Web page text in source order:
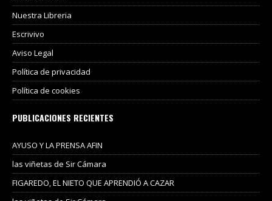
Nuestra Libreria
Escrivivo
Aviso Legal
Política de privacidad
Política de cookies
PUBLICACIONES RECIENTES
AYUSO Y LA PRENSA AFIN
las viñetas de Sir Cámara
FIGAREDO, EL NIETO QUE APRENDIÓ A CAZAR